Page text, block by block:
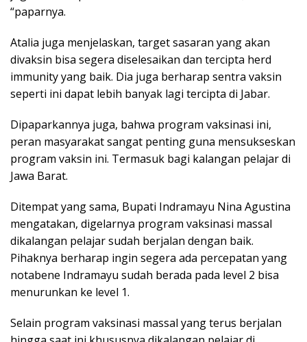
“paparnya.
Atalia juga menjelaskan, target sasaran yang akan
divaksin bisa segera diselesaikan dan tercipta herd
immunity yang baik. Dia juga berharap sentra vaksin
seperti ini dapat lebih banyak lagi tercipta di Jabar.
Dipaparkannya juga, bahwa program vaksinasi ini,
peran masyarakat sangat penting guna mensukseskan
program vaksin ini. Termasuk bagi kalangan pelajar di
Jawa Barat.
Ditempat yang sama, Bupati Indramayu Nina Agustina
mengatakan, digelarnya program vaksinasi massal
dikalangan pelajar sudah berjalan dengan baik.
Pihaknya berharap ingin segera ada percepatan yang
notabene Indramayu sudah berada pada level 2 bisa
menurunkan ke level 1.
Selain program vaksinasi massal yang terus berjalan